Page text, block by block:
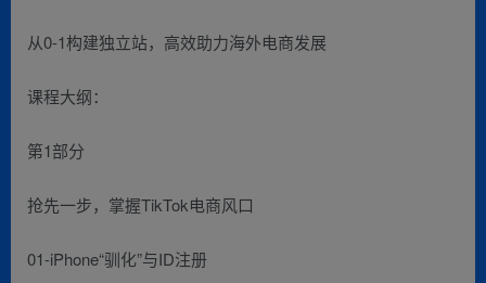
从0-1构建独立站，高效助力海外电商发展
课程大纲：
第1部分
抢先一步，掌握TikTok电商风口
01-iPhone“驯化”与ID注册